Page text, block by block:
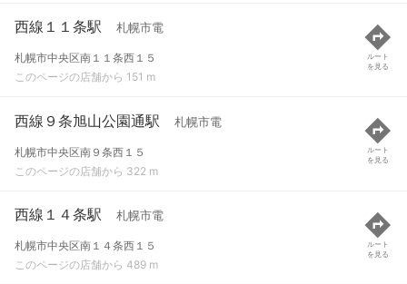
西線１１条駅 札幌市電
札幌市中央区南１１条西１５
このページの店舗から 151 m
ルート
を見る
西線９条旭山公園通駅 札幌市電
札幌市中央区南９条西１５
このページの店舗から 322 m
ルート
を見る
西線１４条駅 札幌市電
札幌市中央区南１４条西１５
このページの店舗から 489 m
ルート
を見る